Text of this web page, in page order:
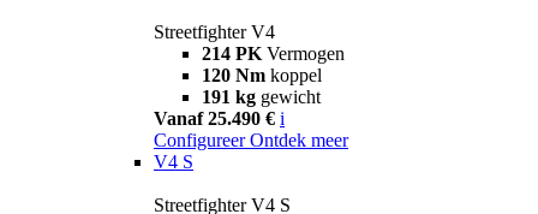
Streetfighter V4
214 PK Vermogen
120 Nm koppel
191 kg gewicht
Vanaf 25.490 € i
Configureer Ontdek meer
V4 S
Streetfighter V4 S